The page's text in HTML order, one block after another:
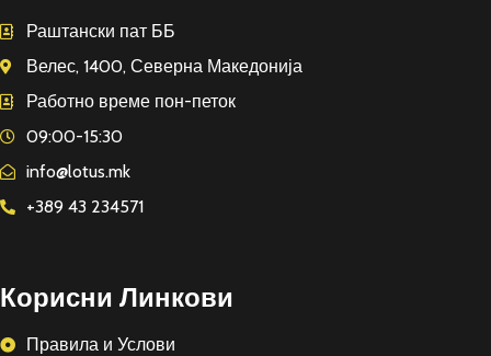
Раштански пат ББ
Велес, 1400, Северна Македонија
Работно време пон-петок
09:00-15:30
info@lotus.mk
+389 43 234571
Корисни Линкови
Правила и Услови